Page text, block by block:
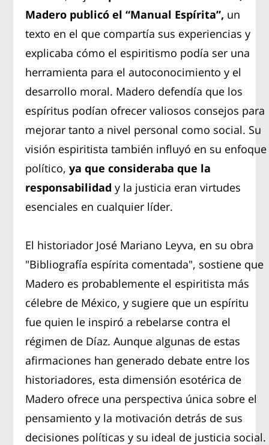
Madero publicó el “Manual Espírita”, un
texto en el que compartía sus experiencias y
explicaba cómo el espiritismo podía ser una
herramienta para el autoconocimiento y el
desarrollo moral. Madero defendía que los
espíritus podían ofrecer valiosos consejos para
mejorar tanto a nivel personal como social. Su
visión espiritista también influyó en su enfoque
político,ya que consideraba que la
responsabilidad y la justicia eran virtudes
esenciales en cualquier líder.
El historiador José Mariano Leyva, en su obra
"Bibliografía espírita comentada", sostiene que
Madero es probablemente el espiritista más
célebre de México, y sugiere que un espíritu
fue quien le inspiró a rebelarse contra el
régimen de Díaz. Aunque algunas de estas
afirmaciones han generado debate entre los
historiadores, esta dimensión esotérica de
Madero ofrece una perspectiva única sobre el
pensamiento y la motivación detrás de sus
decisiones políticas y su ideal de justicia social.